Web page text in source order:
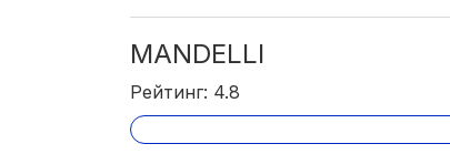
MANDELLI
Рейтинг: 4.8